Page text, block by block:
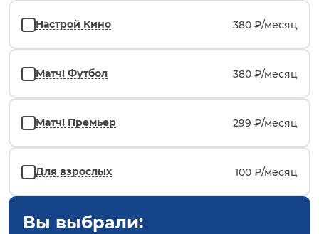
Настрой Кино 380 ₽/месяц
Матч! Футбол 380 ₽/месяц
Матч! Премьер 299 ₽/месяц
Для взрослых 100 ₽/месяц
Вы выбрали: